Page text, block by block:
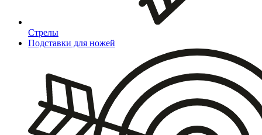
Стрелы
Подставки для ножей